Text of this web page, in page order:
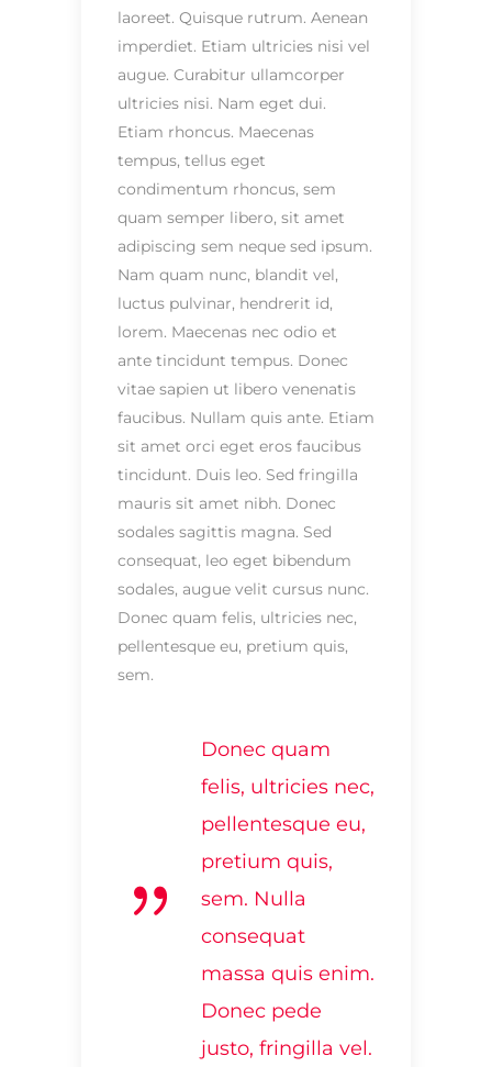
laoreet. Quisque rutrum. Aenean
imperdiet. Etiam ultricies nisi vel
augue. Curabitur ullamcorper
ultricies nisi. Nam eget dui.
Etiam rhoncus. Maecenas
tempus, tellus eget
condimentum rhoncus, sem
quam semper libero, sit amet
adipiscing sem neque sed ipsum.
Nam quam nunc, blandit vel,
luctus pulvinar, hendrerit id,
lorem. Maecenas nec odio et
ante tincidunt tempus. Donec
vitae sapien ut libero venenatis
faucibus. Nullam quis ante. Etiam
sit amet orci eget eros faucibus
tincidunt. Duis leo. Sed fringilla
mauris sit amet nibh. Donec
sodales sagittis magna. Sed
consequat, leo eget bibendum
sodales, augue velit cursus nunc.
Donec quam felis, ultricies nec,
pellentesque eu, pretium quis,
sem.
Donec quam
felis, ultricies nec,
pellentesque eu,
pretium quis,
sem. Nulla
consequat
massa quis enim.
Donec pede
justo, fringilla vel.